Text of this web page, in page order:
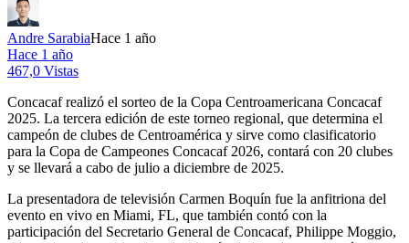
Andre SarabiaHace 1 año
Hace 1 año
467,0 Vistas
Concacaf realizó el sorteo de la Copa Centroamericana Concacaf
2025. La tercera edición de este torneo regional, que determina el
campeón de clubes de Centroamérica y sirve como clasificatorio
para la Copa de Campeones Concacaf 2026, contará con 20 clubes
y se llevará a cabo de julio a diciembre de 2025.
La presentadora de televisión Carmen Boquín fue la anfitriona del
evento en vivo en Miami, FL, que también contó con la
participación del Secretario General de Concacaf, Philippe Moggio,